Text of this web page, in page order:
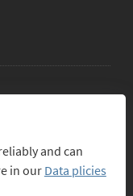
and can
in our Data plicies